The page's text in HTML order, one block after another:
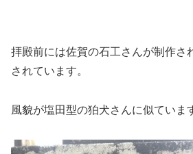
拝殿前には佐賀の石工さんが制作さ
されています。
風貌が塩田型の狛犬さんに似ていま